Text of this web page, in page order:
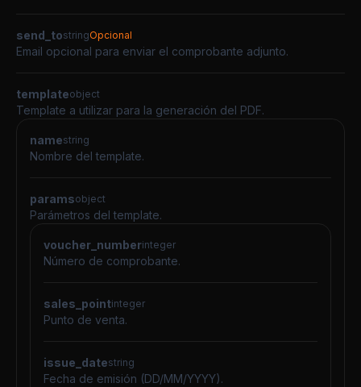
send_tostringOpcional
Email opcional para enviar el comprobante adjunto.
templateobject
Template a utilizar para la generación del PDF.
namestring
Nombre del template.
paramsobject
Parámetros del template.
voucher_numberinteger
Número de comprobante.
sales_pointinteger
Punto de venta.
issue_datestring
Fecha de emisión (DD/MM/YYYY).